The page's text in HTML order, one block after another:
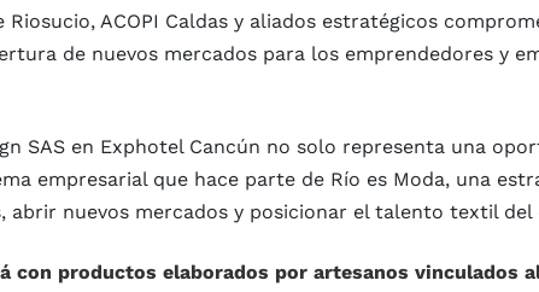
Riosucio, ACOPI Caldas y aliados estratégicos
de nuevos mercados para los emprendedores y
SAS en Exphotel Cancún no solo representa una
empresarial que hace parte de Río es Moda, una
nuevos mercados y posicionar el talento textil del
con productos elaborados por artesanos vinculados